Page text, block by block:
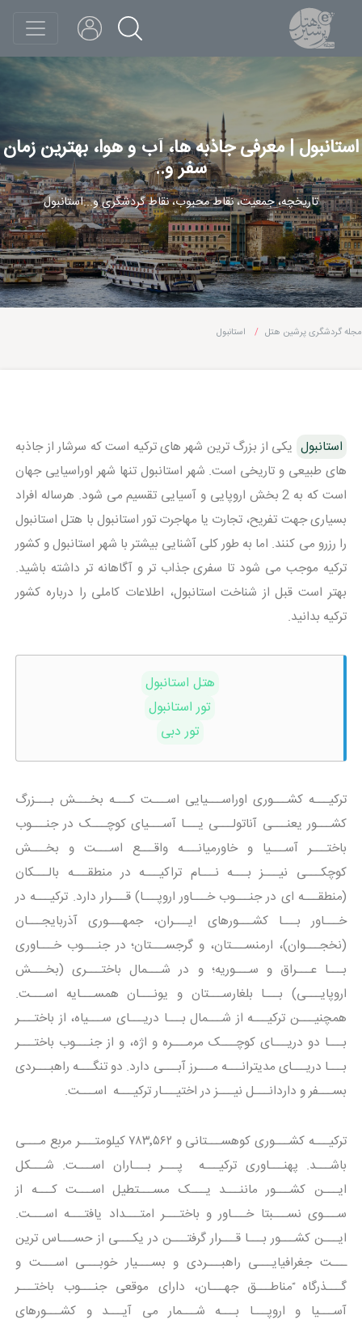
استانبول | معرفی جاذبه ها، آب و هوا، بهترین زمان
سفر و..
تاریخچه، جمعیت، نقاط محبوب، نقاط گردشگری و...استانبول
مجله گردشگری پرشین هتل استانبول
استانبول یکی از بزرگ ترین شهر های ترکیه است که سرشار از جاذبه
های طبیعی و تاریخی است. شهر استانبول تنها شهر اوراسیایی جهان
است که به 2 بخش اروپایی و آسیایی تقسیم می شود. هرساله افراد
بسیاری جهت تفریح، تجارت یا مهاجرت تور استانبول با هتل استانبول
را رزرو می کنند. اما به طور کلی آشنایی بیشتر با شهر استانبول و کشور
ترکیه موجب می شود تا سفری جذاب تر و آگاهانه تر داشته باشید.
بهتر است قبل از شناخت استانبول، اطلاعات کاملی را درباره کشور
ترکیه بدانید.
هتل استانبول
تور استانبول
تور دبی
ترکیـــه کشـــوری اوراســـیایی اســـت کـــه بخـــش بـــزرگ
کشـــور یعنـــی آناتولـــی یـــا آســـیای کوچـــک در جنـــوب
باختـــر آســـیا و خاورمیانـــه واقـــع اســـت و بخـــش
کوچکـــی نیـــز بـــه نـــام تراکیـــه در منطقـــه بالـــکان
(منطقـــه ای در جنـــوب خـــاور اروپـــا) قـــرار دارد. ترکیـــه در
خـــاور بـــا کشـــورهای ایـــران، جمهـــوری آذربایجـــان
(نخجـــوان)، ارمنســـتان، و گرجســـتان؛ در جنـــوب خـــاوری
بـــا عـــراق و ســـوریه؛ و در شـــمال باختـــری (بخـــش
اروپایـــی) بـــا بلغارســـتان و یونـــان همســـایه اســـت.
همچنیـــن ترکیـــه از شـــمال بـــا دریـــای ســـیاه، از باختـــر
بـــا دو دریـــای کوچـــک مرمـــره و اژه، و از جنـــوب باختـــر
بـــا دریـــای مدیترانـــه مـــرز آبـــی دارد. دو تنگـــه راهبـــردی
بســـفر و داردانـــل نیـــز در اختیـــار ترکیـــه اســـت.
ترکیـــه کشـــوری کوهســـتانی و ۷۸۳٬۵۶۲ کیلومتـــر مربع مـــی
باشـــد. پهنـــاوری ترکیـــه پـــر بـــاران اســـت. شـــکل
ایـــن کشـــور ماننـــد یـــک مســـتطیل اســـت کـــه از
ســـوی نســـبتا خـــاور و باختـــر امتـــداد یافتـــه اســـت.
ایـــن کشـــور بـــا قـــرار گرفتـــن در یکـــی از حســـاس ترین
ـــت جغرافیایـــی راهبـــردی و بســـیار خوبـــی اســـت و
گـــذرگاه ّمناطـــق جهـــان، دارای موقعی جنـــوب باختـــر
آســـیا و اروپـــا بـــه شـــمار می آیـــد و کشـــورهای